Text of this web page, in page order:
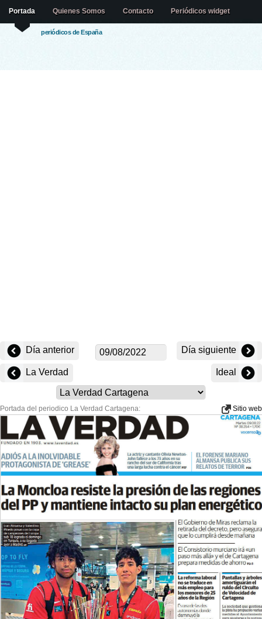
periódicos de España
Portada Quienes Somos Contacto Periódicos widget
Día anterior Día siguiente
La Verdad Ideal
Portada del periodico La Verdad Cartagena: Sitio web